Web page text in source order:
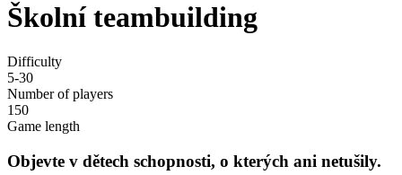
Školní teambuilding
Difficulty
5-30
Number of players
150
Game length
Objevte v dětech schopnosti, o kterých ani netušily.